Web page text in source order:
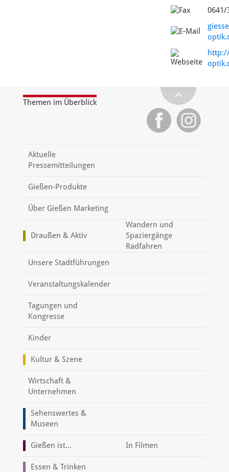
0641/
Themen im Überblick
Aktuelle
Pressemitteilungen
Gießen-Produkte
Über Gießen Marketing
Draußen & Aktiv
Wandern und
Spaziergänge
Radfahren
Unsere Stadtführungen
Veranstaltungskalender
Tagungen und
Kongresse
Kinder
Kultur & Szene
Wirtschaft &
Unternehmen
Sehenswertes &
Museen
Gießen ist... In Filmen
Essen & Trinken